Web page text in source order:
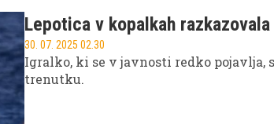
Lepotica v kopalkah
30. 07. 2025 02.30
Igralko, ki se v javnosti redko pojavlja,
trenutku.